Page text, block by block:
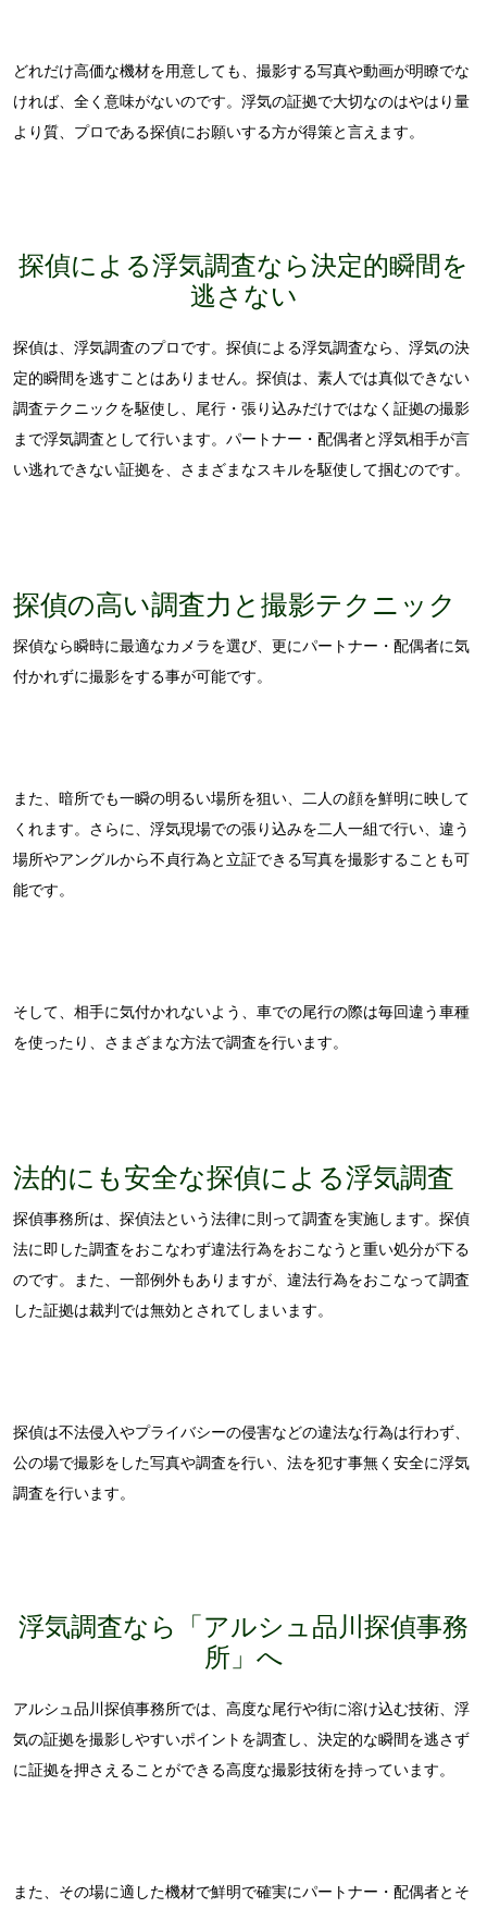
どれだけ高価な機材を用意しても、撮影する写真や動画が明瞭でな
ければ、全く意味がないのです。浮気の証拠で大切なのはやはり量
より質、プロである探偵にお願いする方が得策と言えます。
探偵による浮気調査なら決定的瞬間を
逃さない
探偵は、浮気調査のプロです。探偵による浮気調査なら、浮気の決
定的瞬間を逃すことはありません。 探偵は、素人では真似できない
調査テクニックを駆使し、尾行・張り込みだけではなく証拠の撮影
まで浮気調査として行います。 パートナー・配偶者と浮気相手が言
い逃れできない証拠を、さまざまなスキルを駆使して掴むのです。
探偵の高い調査力と撮影テクニック
探偵なら瞬時に最適なカメラを選び、更にパートナー・配偶者に気
付かれずに撮影をする事が可能です。
また、暗所でも一瞬の明るい場所を狙い、二人の顔を鮮明に映して
くれます。さらに、浮気現場での張り込みを二人一組で行い、違う
場所やアングルから不貞行為と立証できる写真を撮影することも可
能です。
そして、相手に気付かれないよう、車での尾行の際は毎回違う車種
を使ったり、さまざまな方法で調査を行います。
法的にも安全な探偵による浮気調査
探偵事務所は、探偵法という法律に則って調査を実施します。探偵
法に即した調査をおこなわず違法行為をおこなうと重い処分が下る
のです。また、一部例外もありますが、違法行為をおこなって調査
した証拠は裁判では無効とされてしまいます。
探偵は不法侵入やプライバシーの侵害などの違法な行為は行わず、
公の場で撮影をした写真や調査を行い、法を犯す事無く安全に浮気
調査を行います。
浮気調査なら「アルシュ品川探偵事務
所」へ
アルシュ品川探偵事務所では、高度な尾行や街に溶け込む技術、浮
気の証拠を撮影しやすいポイントを調査し、決定的な瞬間を逃さず
に証拠を押さえることができる高度な撮影技術を持っています。
また、その場に適した機材で鮮明で確実にパートナー・配偶者とそ